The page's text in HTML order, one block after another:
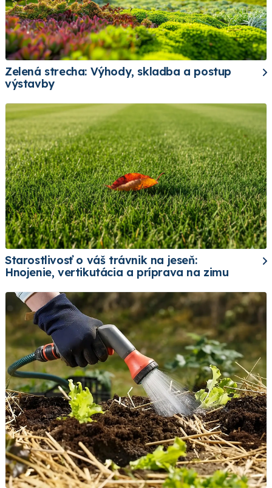
Zelená strecha: Výhody, skladba a postup
výstavby
Starostlivosť o váš trávnik na jeseň:
Hnojenie, vertikutácia a príprava na zimu